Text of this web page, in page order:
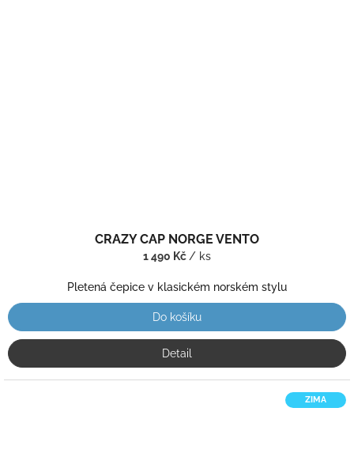
CRAZY CAP NORGE VENTO
1 490 Kč / ks
Pletená čepice v klasickém norském stylu
Do košíku
Detail
ZIMA